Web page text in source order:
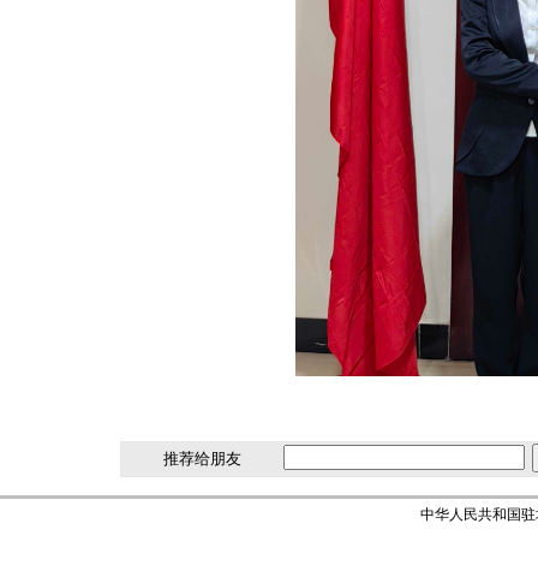
推荐给朋友
中华人民共和国